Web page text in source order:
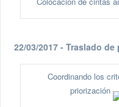
22/03/2017 - Traslado
Coordinando los
priorización